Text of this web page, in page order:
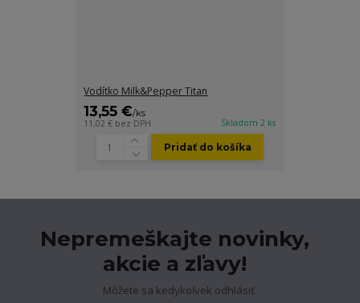
Vodítko Milk&Pepper Titan
13,55 €/ks
11,02 € bez DPH Skladom 2 ks
Pridať do košíka
Nepremeškajte novinky,
akcie a zľavy!
Môžete sa kedykoľvek odhlásiť.